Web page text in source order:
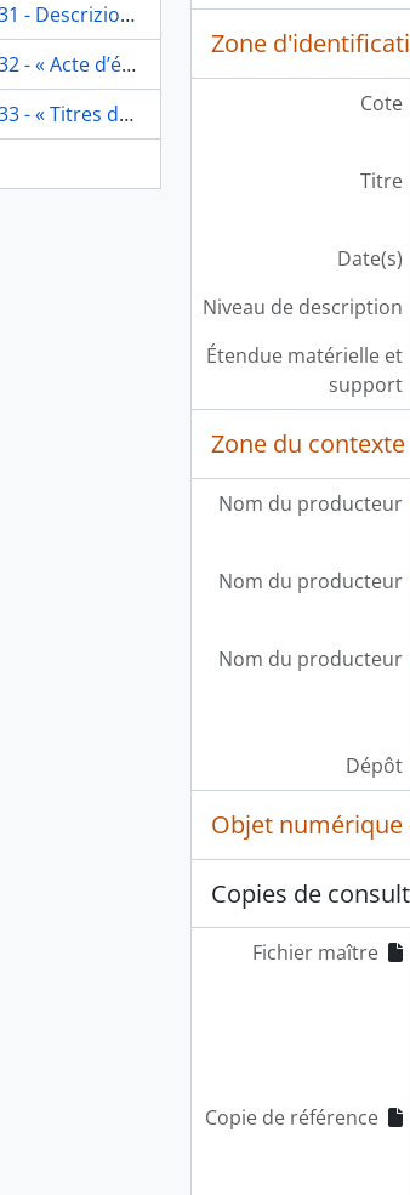
spettante a Sua Altezza reale il Granduca di Toscana, fol. 41-63bis
del Corso contre la Villa Medici appartenant au Roi d’Étrurie – 18 mai 1803 »
Medici. Contrat d’échange et ratifications »
Zone
Cote
Titre
Date(s)
Niveau de description
Étendue matérielle et
support
Zone du contexte
Nom du producteur
Nom du producteur
Nom du producteur
Dépôt
Objet numérique
Copies de
Fichier maître
Copie de référence